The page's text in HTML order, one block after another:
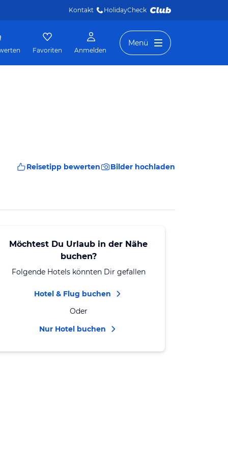
Kontakt HolidayCheck
Favoriten Anmelden
Menü
Reisetipp bewerten Bilder hochladen
Möchtest Du Urlaub in der Nähe
buchen?
Folgende Hotels könnten Dir gefallen
Hotel & Flug buchen
Oder
Nur Hotel buchen